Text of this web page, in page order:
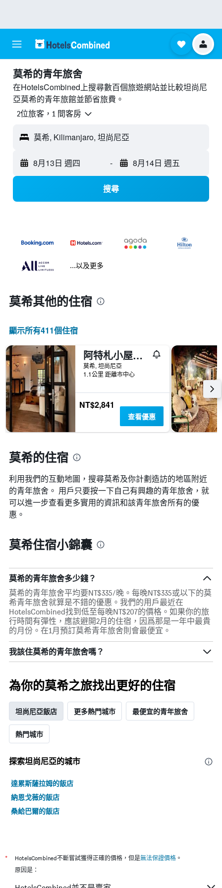
莫希的青年旅舍
在HotelsCombined上搜尋數百個旅遊網站並比較坦尚尼
亞莫希的青年旅館並節省旅費。
2位旅客，1 間客房
莫希, Kilimanjaro, 坦尚尼亞
8月13日 週四 - 8月14日 週五
搜尋
...以及更多
莫希​其他的住宿
顯示所有411​個住宿
阿特札小屋飯店
莫希, 坦尚尼亞
1.1公里 距離市中心
NT$2,841
查看優惠
莫希的住宿
利用我們的互動地圖，搜尋莫希​及你計劃造訪的地區附近
的青年旅舍。 用戶只要按一下自己有興趣的青年旅舍，就
可以進一步查看更多實用的資訊和該青年旅舍所有的優
惠。
莫希住宿小錦囊
莫希的青年旅舍多少錢？
莫希的青年旅舍平均要NT$335/晚。每晚NT$335或以下的莫
希青年旅舍就算是不錯的優惠。我們的用戶最近在
HotelsCombined找到低至每晚NT$207的價格。如果你的旅
行時間有彈性，應該避開2月的住宿，因爲那是一年中最貴
的月份。在1月預訂莫希青年旅舍則會最便宜。
我該住莫希的青年旅舍嗎？
為你的莫希之旅找出更好的住宿
坦尚尼亞飯店 更多熱門城市 最便宜的青年旅舍
熱門城市
探索坦尚尼亞​的城市
達累斯薩拉姆的飯店
納恩戈薇的飯店
桑給巴爾的飯店
* HotelsCombined不斷嘗試獲得正確的價格，但是無法保證價格 。
原因是：